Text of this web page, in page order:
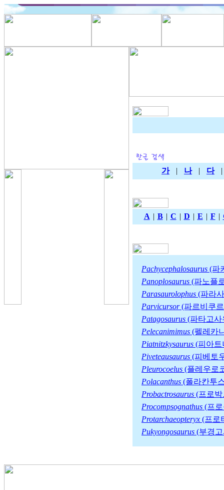
가 | 나 | 다 |
A | B | C | D | E | F |
Pachycephalosaurus (파
Panoplosaurus (파노플
Parasaurolophus (파라
Parvicursor(파르비쿠
Patagosaurus (파타고사
Pelecanimimus (펠레카
Piatnitzkysaurus (피아트
Piveteausaurus (피베토
Pleurocoelus (플레우로
Polacanthus (폴라칸투
Probactrosaurus (프로
Procompsognathus (프
Protarchaeopteryx (프로
Pukyongosaurus (부경